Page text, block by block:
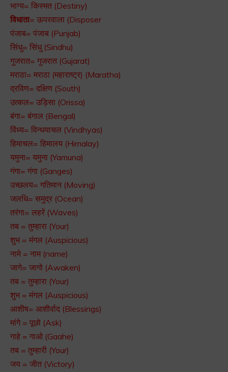
भाग्य= किस्मत (Destiny)
विधाता= ऊपरवाला (Disposer
पंजाब= पंजाब (Punjab)
सिंधु= सिंधु (Sindhu)
गुजरात= गुजरात (Gujarat)
मराठा= मराठा (महाराष्ट्र) (Maratha)
द्रविण= दक्षिण (South)
उत्कल= उड़िसा (Orissa)
बंगा= बंगाल (Bengal)
विंध्य= विन्धयाचल (Vindhyas)
हिमाचल= हिमालय (Himalay)
यमुना= यमुना (Yamuna)
गंगा= गंगा (Ganges)
उच्छलय= गतिमान (Moving)
जलधि= समुद्र (Ocean)
तरंगा= लहरें (Waves)
तब = तुम्हारा (Your)
शुभ = मंगल (Auspicious)
नामे = नाम (name)
जागे= जागो (Awaken)
तब = तुम्हारा (Your)
शुभ = मंगल (Auspicious)
आशीष= आशीर्वाद (Blessings)
मांगे = पूछो (Ask)
गाहे = गाओ (Gaahe)
तब = तुम्हारी (Your)
जय = जीत (Victory)